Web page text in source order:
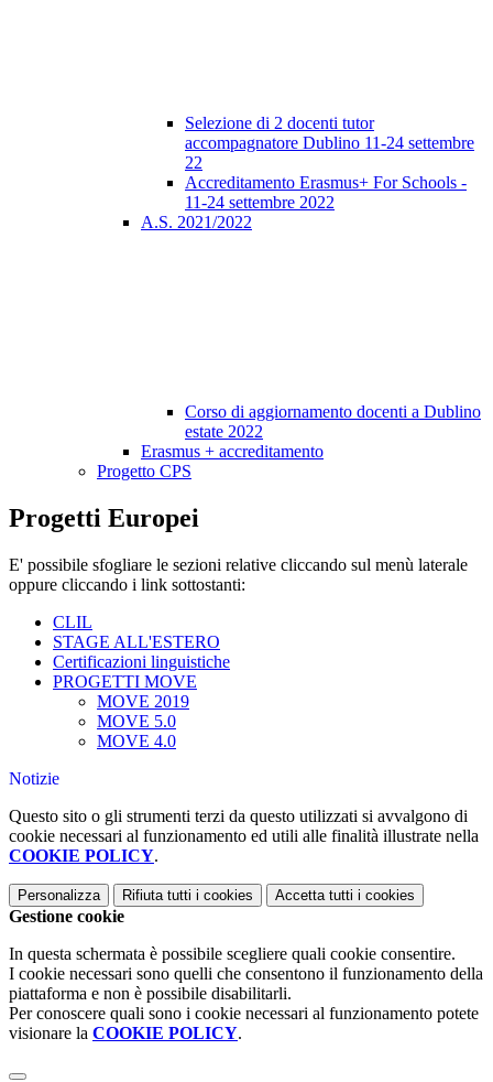
Selezione di 2 docenti tutor
accompagnatore Dublino 11-24 settembre
22
Accreditamento Erasmus+ For Schools -
11-24 settembre 2022
A.S. 2021/2022
Corso di aggiornamento docenti a Dublino
estate 2022
Erasmus + accreditamento
Progetto CPS
Progetti Europei
E' possibile sfogliare le sezioni relative cliccando sul menù laterale
oppure cliccando i link sottostanti:
CLIL
STAGE ALL'ESTERO
Certificazioni linguistiche
PROGETTI MOVE
MOVE 2019
MOVE 5.0
MOVE 4.0
Notizie
Questo sito o gli strumenti terzi da questo utilizzati si avvalgono di
cookie necessari al funzionamento ed utili alle finalità illustrate nella
COOKIE POLICY.
Personalizza Rifiuta tutti i cookies Accetta tutti i cookies
Gestione cookie
In questa schermata è possibile scegliere quali cookie consentire.
I cookie necessari sono quelli che consentono il funzionamento della
piattaforma e non è possibile disabilitarli.
Per conoscere quali sono i cookie necessari al funzionamento potete
visionare la COOKIE POLICY.